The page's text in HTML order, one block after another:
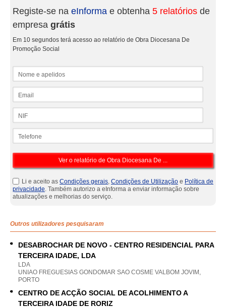
Registe-se na eInforma e obtenha 5 relatórios de
empresa grátis
Em 10 segundos terá acesso ao relatório de Obra Diocesana De
Promoção Social
Li e aceito as Condições gerais, Condições de Utilização e Política de
privacidade. Também autorizo a eInforma a enviar informação sobre
atualizações e melhorias do serviço.
Outros utilizadores pesquisaram
DESABROCHAR DE NOVO - CENTRO RESIDENCIAL PARA
TERCEIRA IDADE, LDA
LDA
UNIAO FREGUESIAS GONDOMAR SAO COSME VALBOM JOVIM,
PORTO
CENTRO DE ACÇÃO SOCIAL DE ACOLHIMENTO A
TERCEIRA IDADE DE RORIZ